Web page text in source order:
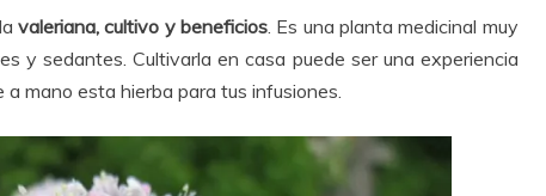
valeriana, cultivo y beneficios. Es una planta medicinal muy
y sedantes. Cultivarla en casa puede ser una experiencia
mano esta hierba para tus infusiones.